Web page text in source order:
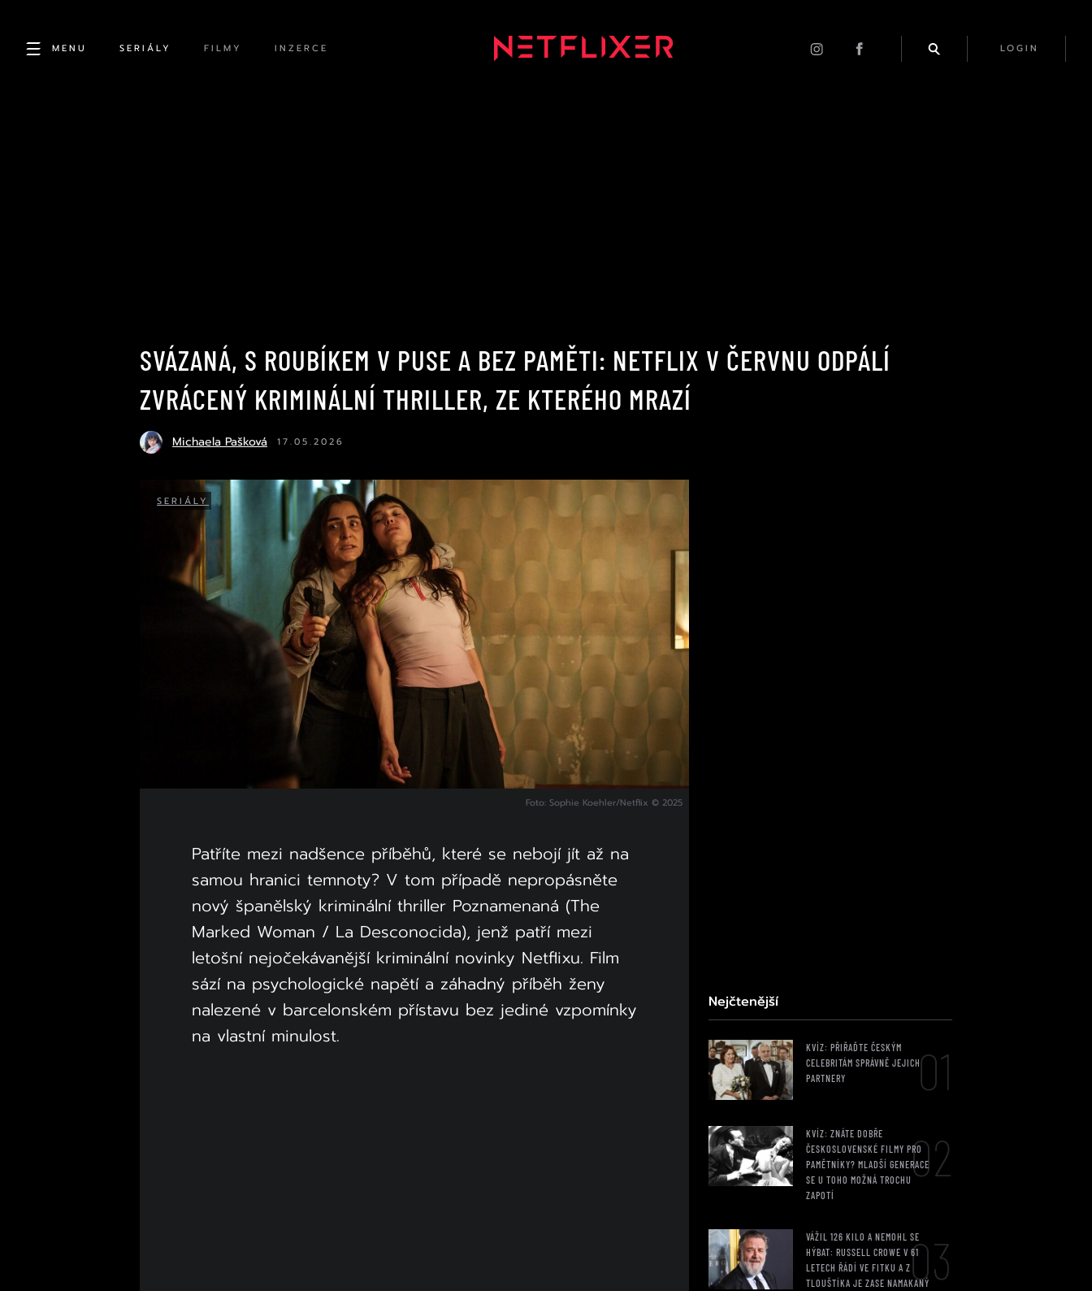
MENU SERIÁLY FILMY INZERCE LOGIN
SVÁZANÁ, S ROUBÍKEM V PUSE A BEZ PAMĚTI: NETFLIX V ČERVNU ODPÁLÍ
ZVRÁCENÝ KRIMINÁLNÍ THRILLER, ZE KTERÉHO MRAZÍ
Michaela Pašková 17.05.2026
SERIÁLY
Foto: Sophie Koehler/Netflix © 2025
Patříte mezi nadšence příběhů, které se nebojí jít až na
samou hranici temnoty? V tom případě nepropásněte
nový španělský kriminální thriller Poznamenaná (The
Marked Woman / La Desconocida), jenž patří mezi
letošní nejočekávanější kriminální novinky Netflixu. Film
sází na psychologické napětí a záhadný příběh ženy
nalezené v barcelonském přístavu bez jediné vzpomínky
na vlastní minulost.
Nejčtenější
KVÍZ: PŘIŘAĎTE ČESKÝM
CELEBRITÁM SPRÁVNĚ JEJICH
PARTNERY
01
KVÍZ: ZNÁTE DOBŘE
ČESKOSLOVENSKÉ FILMY PRO
PAMĚTNÍKY? MLADŠÍ GENERACE
SE U TOHO MOŽNÁ TROCHU
ZAPOTÍ
02
VÁŽIL 126 KILO A NEMOHL SE
HÝBAT: RUSSELL CROWE V 61
LETECH ŘÁDÍ VE FITKU A Z
TLOUŠTÍKA JE ZASE NAMAKANÝ03